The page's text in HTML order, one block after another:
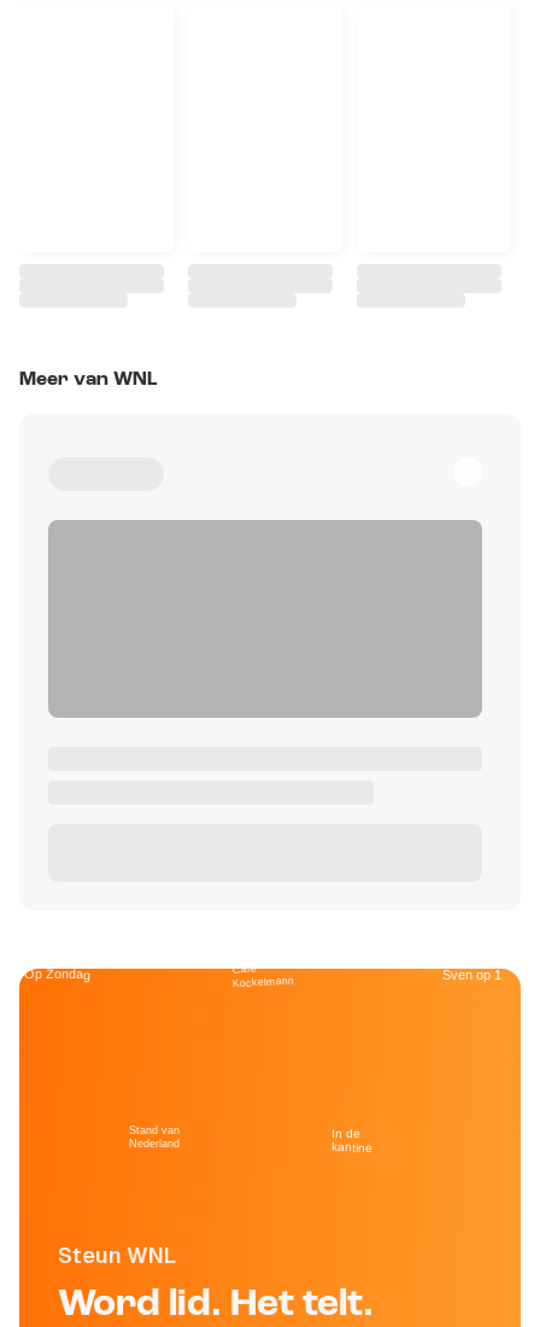
Meer van WNL
Steun WNL
Word lid. Het telt.
Op Zondag
Stand van
Nederland
Café
Kockelmann
In de
kantine
Sven op 1